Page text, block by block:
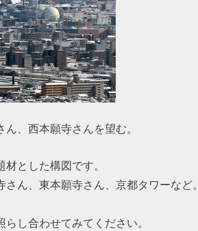
、西本願寺さんを望む。
とした構図です。
ん、東本願寺さん、京都タワーなど。
し合わせてみてください。